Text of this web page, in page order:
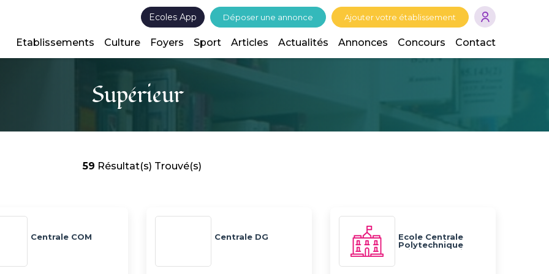
Ecoles App Déposer une annonce Ajouter votre établissement
Etablissements Culture Foyers Sport Articles Actualités Annonces Concours Contact
Supérieur
59 Résultat(s) Trouvé(s)
Centrale COM Centrale DG
Ecole Centrale
Polytechnique
Privée de Tunis